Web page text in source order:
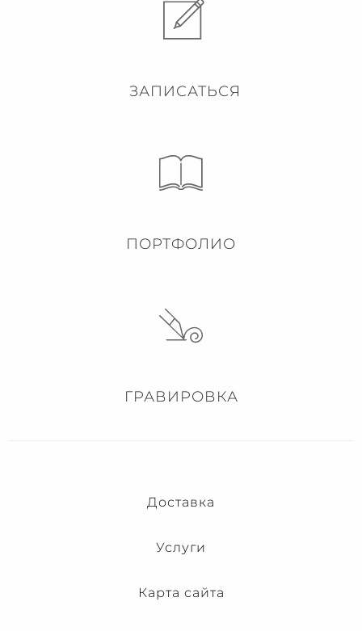
ЗАПИСАТЬСЯ
ПОРТФОЛИО
ГРАВИРОВКА
Доставка
Услуги
Карта сайта